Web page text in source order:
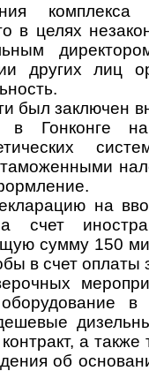
комплекса
в целях
других лиц
был заключен
в Гонконге
на
счет
сумму 150
в счет оплаты
а
об